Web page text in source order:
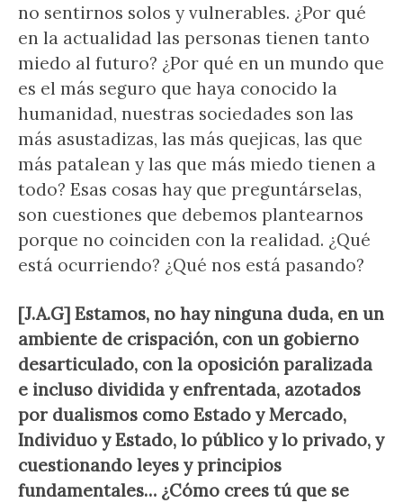
no sentirnos solos y vulnerables. ¿Por qué
en la actualidad las personas tienen tanto
miedo al futuro? ¿Por qué en un mundo que
es el más seguro que haya conocido la
humanidad, nuestras sociedades son las
más asustadizas, las más quejicas, las que
más patalean y las que más miedo tienen a
todo? Esas cosas hay que preguntárselas,
son cuestiones que debemos plantearnos
porque no coinciden con la realidad. ¿Qué
está ocurriendo? ¿Qué nos está pasando?
[J.A.G] Estamos, no hay ninguna duda, en un
ambiente de crispación, con un gobierno
desarticulado, con la oposición paralizada
e incluso dividida y enfrentada, azotados
por dualismos como Estado y Mercado,
Individuo y Estado, lo público y lo privado, y
cuestionando leyes y principios
fundamentales… ¿Cómo crees tú que se